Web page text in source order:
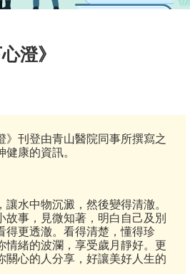
澄》
》刊登由青山醫院同事所撰寫之
康的資訊。
讓水中物沉澱，然後變得清澈。
故事，見微知著，明白自己及別
得更透澈。看得清楚，懂得珍
情緒的波瀾，享受歲月靜好。更
關心的人分享，好讓美好人生的